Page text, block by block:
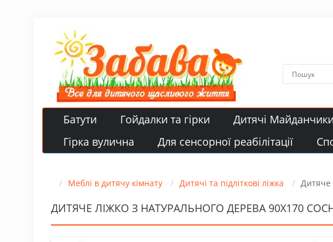
Батути Гойдалки та гірки Дитячі Майданчики
Гірка вулична
Для сенсорної реабілітації
Меблі в дитячу кімнату Дитячі та підліткові ліжка Дитяче
ДИТЯЧЕ ЛІЖКО З НАТУРАЛЬНОГО ДЕРЕВА 90Х170